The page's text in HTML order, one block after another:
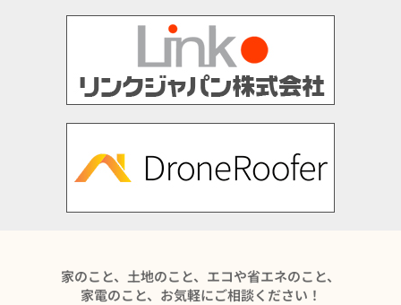
家のこと、土地のこと、エコや省エネのこと、
家電のこと、お気軽にご相談ください！